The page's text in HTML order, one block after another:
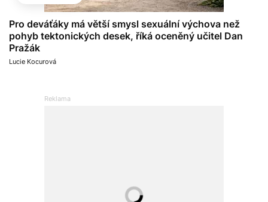
Pro deváťáky má větší smysl sexuální výchova než
pohyb tektonických desek, říká oceněný učitel Dan
Pražák
Lucie Kocurová